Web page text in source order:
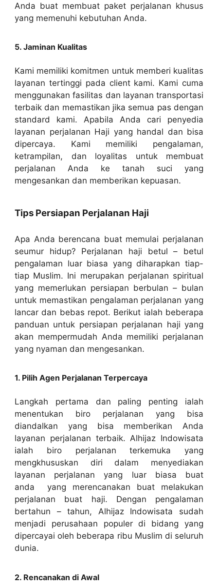
Anda buat membuat paket perjalanan khusus
yang memenuhi kebutuhan Anda.
5. Jaminan Kualitas
Kami memiliki komitmen untuk memberi kualitas
layanan tertinggi pada client kami. Kami cuma
menggunakan fasilitas dan layanan transportasi
terbaik dan memastikan jika semua pas dengan
standard kami. Apabila Anda cari penyedia
layanan perjalanan Haji yang handal dan bisa
dipercaya. Kami memiliki pengalaman,
ketrampilan, dan loyalitas untuk membuat
perjalanan Anda ke tanah suci yang
mengesankan dan memberikan kepuasan.
Tips Persiapan Perjalanan Haji
Apa Anda berencana buat memulai perjalanan
seumur hidup? Perjalanan haji betul – betul
pengalaman luar biasa yang diharapkan tiap-
tiap Muslim. Ini merupakan perjalanan spiritual
yang memerlukan persiapan berbulan – bulan
untuk memastikan pengalaman perjalanan yang
lancar dan bebas repot. Berikut ialah beberapa
panduan untuk persiapan perjalanan haji yang
akan mempermudah Anda memiliki perjalanan
yang nyaman dan mengesankan.
1. Pilih Agen Perjalanan Terpercaya
Langkah pertama dan paling penting ialah
menentukan biro perjalanan yang bisa
diandalkan yang bisa memberikan Anda
layanan perjalanan terbaik. Alhijaz Indowisata
ialah biro perjalanan terkemuka yang
mengkhususkan diri dalam menyediakan
layanan perjalanan yang luar biasa buat
anda yang merencanakan buat melakukan
perjalanan buat haji. Dengan pengalaman
bertahun – tahun, Alhijaz Indowisata sudah
menjadi perusahaan populer di bidang yang
dipercayai oleh beberapa ribu Muslim di seluruh
dunia.
2. Rencanakan di Awal